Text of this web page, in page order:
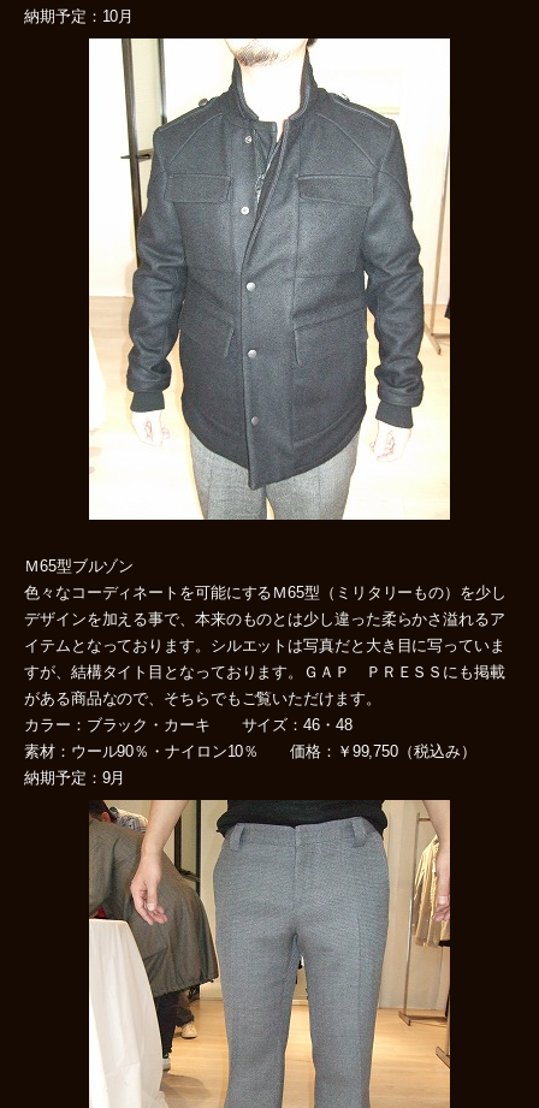
納期予定：10月
Ｍ65型ブルゾン
色々なコーディネートを可能にするＭ65型（ミリタリーもの）を少し
デザインを加える事で、本来のものとは少し違った柔らかさ溢れるア
イテムとなっております。シルエットは写真だと大き目に写っていま
すが、結構タイト目となっております。ＧＡＰ ＰＲＥＳＳにも掲載
がある商品なので、そちらでもご覧いただけます。
カラー：ブラック・カーキ サイズ：46・48
素材：ウール90％・ナイロン10％ 価格：￥99,750（税込み）
納期予定：9月